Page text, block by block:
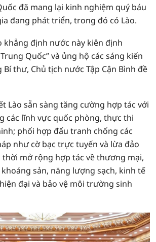
đã mang lại kinh nghiệm quý báu
đang phát triển, trong đó có Lào.
khẳng định nước này kiên định
Quốc” và ủng hộ các sáng kiến
thư, Chủ tịch nước Tập Cận Bình đề
Lào sẵn sàng tăng cường hợp tác với
các lĩnh vực quốc phòng, thực thi
phối hợp đấu tranh chống các
như cờ bạc trực tuyến và lừa đảo
mở rộng hợp tác về thương mại,
sản, năng lượng sạch, kinh tế
đại và bảo vệ môi trường sinh